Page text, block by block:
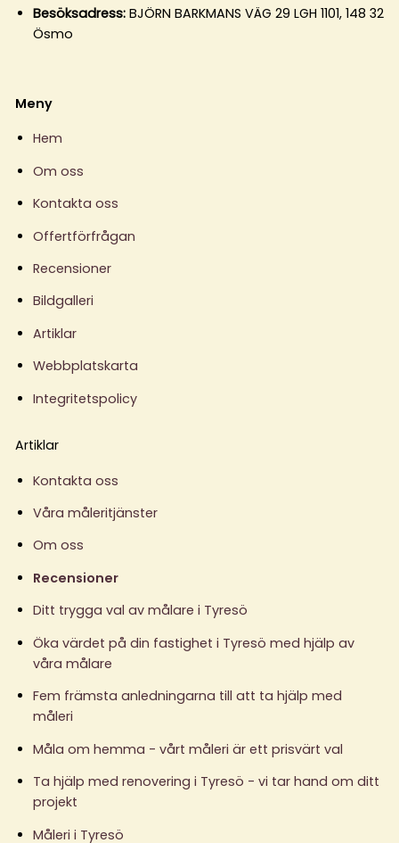
Besöksadress: BJÖRN BARKMANS VÄG 29 LGH 1101, 148 32
Ösmo
Meny
Hem
Om oss
Kontakta oss
Offertförfrågan
Recensioner
Bildgalleri
Artiklar
Webbplatskarta
Integritetspolicy
Artiklar
Kontakta oss
Våra måleritjänster
Om oss
Recensioner
Ditt trygga val av målare i Tyresö
Öka värdet på din fastighet i Tyresö med hjälp av
våra målare
Fem främsta anledningarna till att ta hjälp med
måleri
Måla om hemma - vårt måleri är ett prisvärt val
Ta hjälp med renovering i Tyresö - vi tar hand om ditt
projekt
Måleri i Tyresö